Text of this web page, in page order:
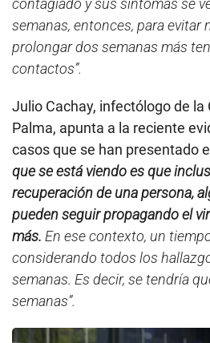
contagiado y sus síntomas se
semanas, entonces, para evitar
prolongar dos semanas más
contactos”.
Julio Cachay, infectólogo de la
Palma, apunta a la reciente
casos que se han presentado
que se está viendo es que
recuperación de una persona,
pueden seguir propagando el
más. En ese contexto, un
considerando todos los
semanas. Es decir, se tendría
semanas”.